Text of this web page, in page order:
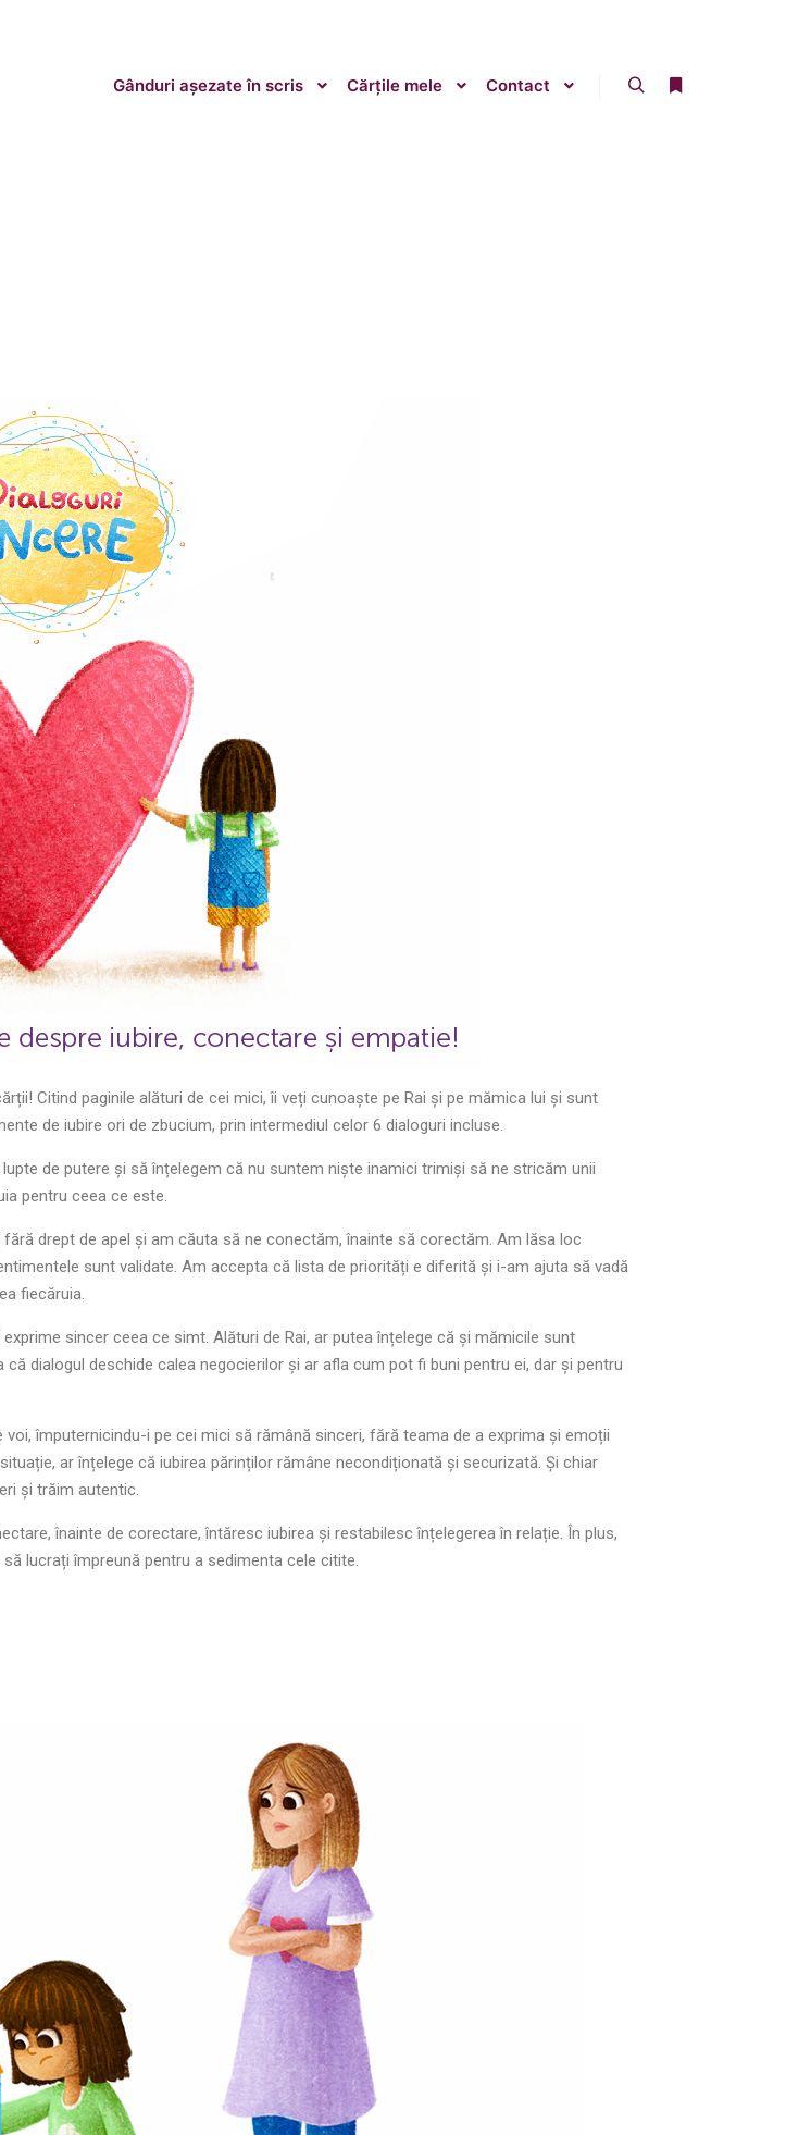
Gânduri așezate în scris Cărțile mele Contact
Citind paginile alături de cei mici, îi veți cunoaște pe Rai și pe mămica lui și sunt
de iubire ori de zbucium, prin intermediul celor 6 dialoguri incluse.
de putere și să înțelegem că nu suntem niște inamici trimiși să ne stricăm unii
pentru ceea ce este.
drept de apel și am căuta să ne conectăm, înainte să corectăm. Am lăsa loc
sunt validate. Am accepta că lista de priorități e diferită și i-am ajuta să vadă
fiecăruia.
sincer ceea ce simt. Alături de Rai, ar putea înțelege că și mămicile sunt
dialogul deschide calea negocierilor și ar afla cum pot fi buni pentru ei, dar și pentru
împuternicindu-i pe cei mici să rămână sinceri, fără teama de a exprima și emoții
ar înțelege că iubirea părinților rămâne necondiționată și securizată. Și chiar
și trăim autentic.
înainte de corectare, întăresc iubirea și restabilesc înțelegerea în relație. În plus,
lucrați împreună pentru a sedimenta cele citite.